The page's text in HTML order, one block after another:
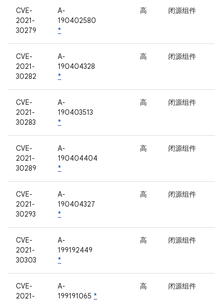
CVE-
2021-
30279
A-
190402580
*
高 闭源组件
CVE-
2021-
30282
A-
190404328
*
高 闭源组件
CVE-
2021-
30283
A-
190403513
*
高 闭源组件
CVE-
2021-
30289
A-
190404404
*
高 闭源组件
CVE-
2021-
30293
A-
190404327
*
高 闭源组件
CVE-
2021-
30303
A-
199192449
*
高 闭源组件
CVE-
2021-
A-
199191065 *
高 闭源组件